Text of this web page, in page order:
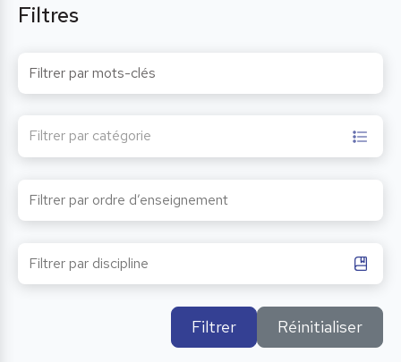
Filtres
Filtrer par catégorie
Filtrer Réinitialiser